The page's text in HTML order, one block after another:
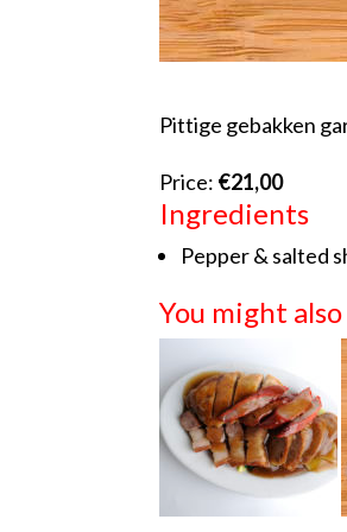
Pittige gebakken
Price: €21,00
Ingredients
Pepper & salted
You might